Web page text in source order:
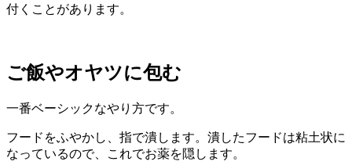
付くことがあります。
ご飯やオヤツに包む
一番ベーシックなやり方です。
フードをふやかし、指で潰します。潰したフードは粘土状に
なっているので、これでお薬を隠します。